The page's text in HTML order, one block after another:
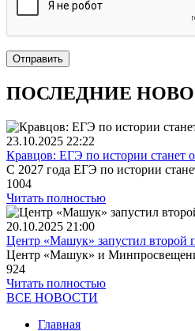
Отправить
ПОСЛЕДНИЕ
23.10.2025 22:22
Кравцов: ЕГЭ по истории станет
С 2027 года ЕГЭ по истории
1004
Читать полностью
20.10.2025 21:00
Центр «Машук» запустил второй
Центр «Машук» и
924
Читать полностью
ВСЕ НОВОСТИ
Главная